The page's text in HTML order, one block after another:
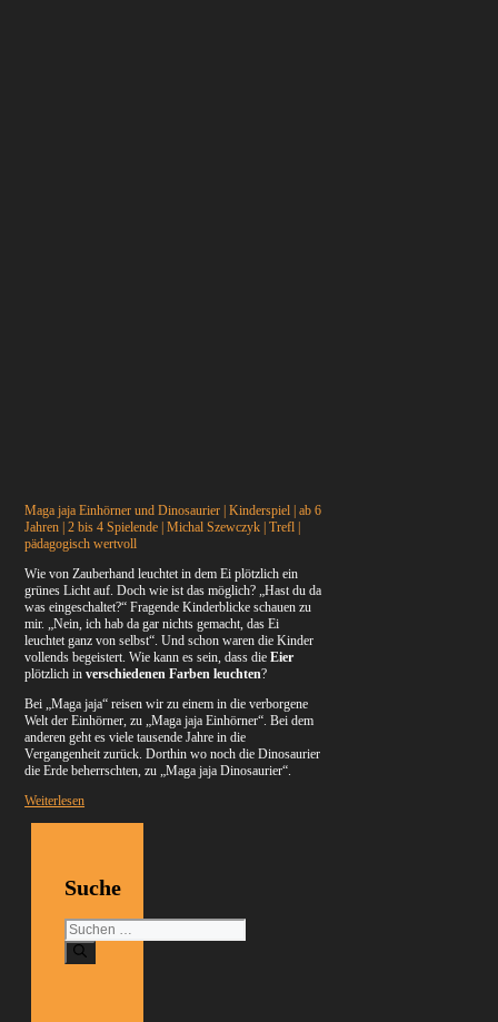
Maga jaja Einhörner und Dinosaurier | Kinderspiel | ab 6
Jahren | 2 bis 4 Spielende | Michal Szewczyk | Trefl |
pädagogisch wertvoll
Wie von Zauberhand leuchtet in dem Ei plötzlich ein
grünes Licht auf. Doch wie ist das möglich? „Hast du da
was eingeschaltet?“ Fragende Kinderblicke schauen zu
mir. „Nein, ich hab da gar nichts gemacht, das Ei
leuchtet ganz von selbst“. Und schon waren die Kinder
vollends begeistert. Wie kann es sein, dass die Eier
plötzlich inverschiedenen Farben leuchten?
Bei „Maga jaja“ reisen wir zu einem in die verborgene
Welt der Einhörner, zu „Maga jaja Einhörner“. Bei dem
anderen geht es viele tausende Jahre in die
Vergangenheit zurück. Dorthin wo noch die Dinosaurier
die Erde beherrschten, zu „Maga jaja Dinosaurier“.
Weiterlesen
Suche
Suchen
nach: